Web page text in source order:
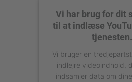
Vi har brug for dit
til at indlæse
tjenesten.
Vi bruger en
indlejre videoindhold,
indsamler data om